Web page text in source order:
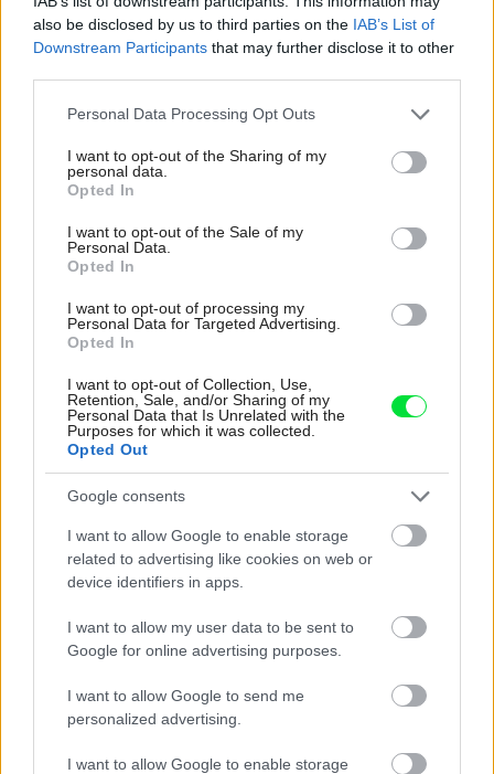
also be disclosed by us to third parties on the IAB’s List of
Downstream Participants that may further disclose it to other
Please note that this website/app uses one or more Google
not limited to your visit or usage behaviour. You may click to
grant or deny consent to Google and its third-party tags to
use your data for below specified purposes in below Google
consent section.
Personal Data Processing Opt Outs
I want to opt-out of the Sharing of my
personal data.
Opted In
I want to opt-out of the Sale of my
Personal Data.
Opted In
I want to opt-out of processing my
Personal Data for Targeted Advertising.
Opted In
I want to opt-out of Collection, Use,
Retention, Sale, and/or Sharing of my
Personal Data that Is Unrelated with the
Purposes for which it was collected.
Opted Out
Google consents
I want to allow Google to enable storage
related to advertising like cookies on web or
device identifiers in apps.
I want to allow my user data to be sent to
Google for online advertising purposes.
I want to allow Google to send me
personalized advertising.
I want to allow Google to enable storage
Re: Toto je najväčší mýtus pri ošetrení dreva a môže vás
vyjsť draho. Ako ho ochrániť pred hnitím a škodcami?
clovek by cakal ze vysusene drahe drevo bolo predtym naparovane aby
Najnovšie časopisy
Môj dom 07-08/2026